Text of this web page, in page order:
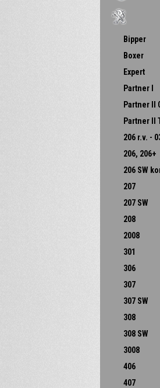
Bipper
Boxer
Expert
Partner I
Partner II
Partner II
206 r.v. -
206, 206+
206 SW
207
207 SW
208
2008
301
306
307
307 SW
308
308 SW
3008
406
407